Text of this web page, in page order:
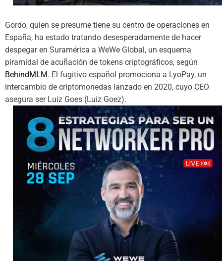
Gordo, quien se presume tiene su centro de operaciones en
España, ha estado tratando desesperadamente de hacer
despegar en Suramérica a WeWe Global, un esquema
piramidal de acuñación de tokens criptográficos, según
BehindMLM. El fugitivo español promociona a LyoPay, un
intercambio de criptomonedas lanzado en 2020, cuyo CEO
asegura ser Luiz Goes (Luiz Goez).